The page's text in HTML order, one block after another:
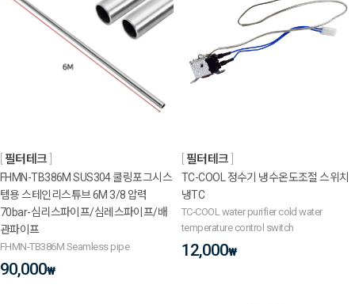
필터테크
FHMN-TB386M SUS304 쿨링포그시스
템용 스테인리스튜브 6M 3/8 압력
70bar-심리스파이프/심레스파이프/배
관파이프
FHMN-TB386M Seamless pipe
90,000₩
필터테크
TC-COOL 정수기 냉수온도조절 스위치
냉TC
TC-COOL water purifier cold water
temperature control switch
12,000₩